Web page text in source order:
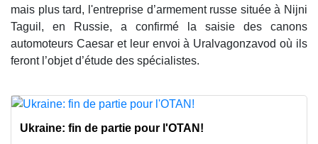
mais plus tard, l'entreprise d’armement russe située à Nijni
Taguil, en Russie, a confirmé la saisie des canons
automoteurs Caesar et leur envoi à Uralvagonzavod où ils
feront l’objet d’étude des spécialistes.
Ukraine: fin de partie pour l'OTAN!